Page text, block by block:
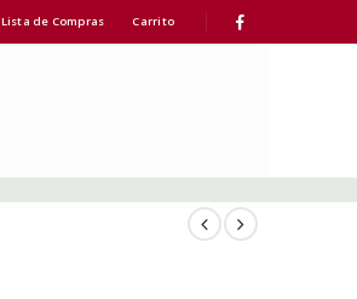
Lista de Compras Carrito